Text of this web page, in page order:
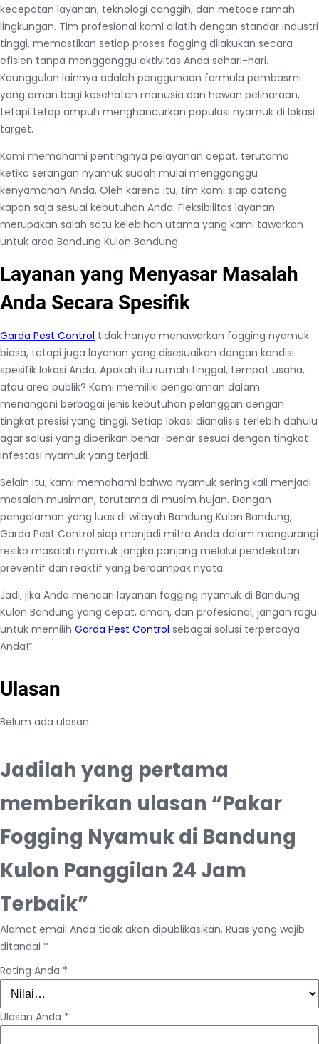
kecepatan layanan, teknologi canggih, dan metode ramah
lingkungan. Tim profesional kami dilatih dengan standar industri
tinggi, memastikan setiap proses fogging dilakukan secara
efisien tanpa mengganggu aktivitas Anda sehari-hari.
Keunggulan lainnya adalah penggunaan formula pembasmi
yang aman bagi kesehatan manusia dan hewan peliharaan,
tetapi tetap ampuh menghancurkan populasi nyamuk di lokasi
target.
Kami memahami pentingnya pelayanan cepat, terutama
ketika serangan nyamuk sudah mulai mengganggu
kenyamanan Anda. Oleh karena itu, tim kami siap datang
kapan saja sesuai kebutuhan Anda. Fleksibilitas layanan
merupakan salah satu kelebihan utama yang kami tawarkan
untuk area Bandung Kulon Bandung.
Layanan yang Menyasar Masalah
Anda Secara Spesifik
Garda Pest Control tidak hanya menawarkan fogging nyamuk
biasa, tetapi juga layanan yang disesuaikan dengan kondisi
spesifik lokasi Anda. Apakah itu rumah tinggal, tempat usaha,
atau area publik? Kami memiliki pengalaman dalam
menangani berbagai jenis kebutuhan pelanggan dengan
tingkat presisi yang tinggi. Setiap lokasi dianalisis terlebih dahulu
agar solusi yang diberikan benar-benar sesuai dengan tingkat
infestasi nyamuk yang terjadi.
Selain itu, kami memahami bahwa nyamuk sering kali menjadi
masalah musiman, terutama di musim hujan. Dengan
pengalaman yang luas di wilayah Bandung Kulon Bandung,
Garda Pest Control siap menjadi mitra Anda dalam mengurangi
resiko masalah nyamuk jangka panjang melalui pendekatan
preventif dan reaktif yang berdampak nyata.
Jadi, jika Anda mencari layanan fogging nyamuk di Bandung
Kulon Bandung yang cepat, aman, dan profesional, jangan ragu
untuk memilih Garda Pest Control sebagai solusi terpercaya
Anda!”
Ulasan
Belum ada ulasan.
Jadilah yang pertama
memberikan ulasan “Pakar
Fogging Nyamuk di Bandung
Kulon Panggilan 24 Jam
Terbaik”
Alamat email Anda tidak akan dipublikasikan. Ruas yang wajib
ditandai *
Rating Anda *
Ulasan Anda *